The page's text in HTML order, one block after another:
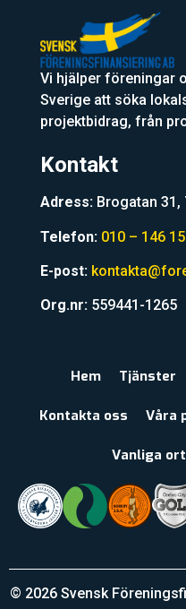
Vi hjälper föreningar
Sverige att söka
projektbidrag, från
Kontakt
Adress: Brogatan 31,
Telefon: 010 – 146
E-post:
Org.nr: 559441-1265
Hem Tjänster
Kontakta oss Våra
Vanliga
© 2026 Svensk